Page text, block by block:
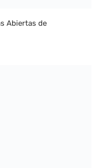
Abiertas de